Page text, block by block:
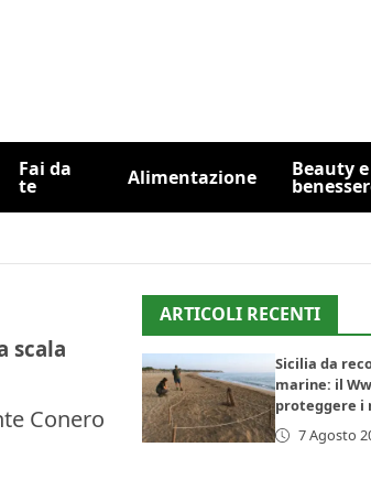
Fai da
te Alimentazione Beauty e
scala
Conero
ARTICOLI RECENTI
Sicilia da
marine: il
proteggere i
7 Agosto